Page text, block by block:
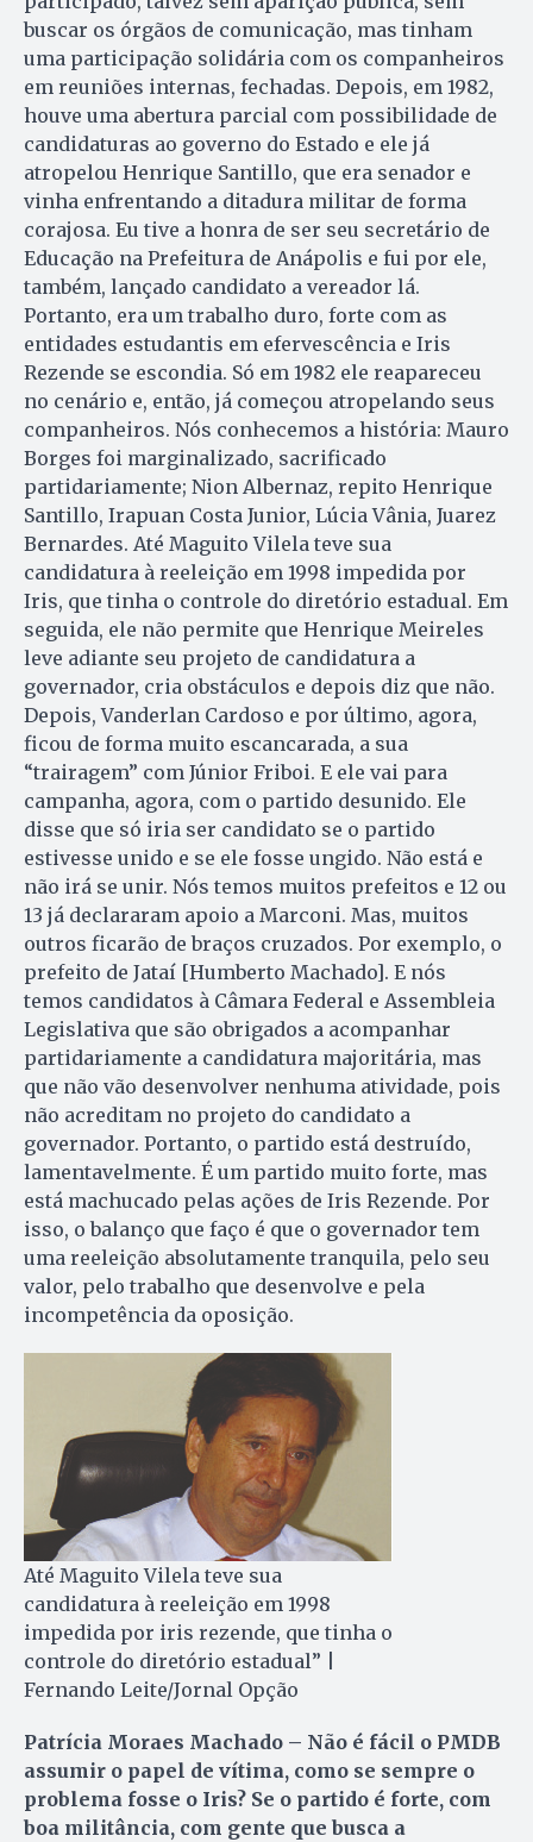
buscar os órgãos de comunicação, mas tinham
uma participação solidária com os companheiros
em reuniões internas, fechadas. Depois, em 1982,
houve uma abertura parcial com possibilidade de
candidaturas ao governo do Estado e ele já
atropelou Henrique Santillo, que era senador e
vinha enfrentando a ditadura militar de forma
corajosa. Eu tive a honra de ser seu secretário de
Educação na Prefeitura de Anápolis e fui por ele,
também, lançado candidato a vereador lá.
Portanto, era um trabalho duro, forte com as
entidades estudantis em efervescência e Iris
Rezende se escondia. Só em 1982 ele reapareceu
no cenário e, então, já começou atropelando seus
companheiros. Nós conhecemos a história: Mauro
Borges foi marginalizado, sacrificado
partidariamente; Nion Albernaz, repito Hen­rique
Santillo, Irapuan Costa Junior, Lúcia Vânia, Juarez
Bernardes. Até Maguito Vilela teve sua
candidatura à reeleição em 1998 impedida por
Iris, que tinha o controle do diretório estadual. Em
seguida, ele não permite que Henrique Meireles
leve adiante seu projeto de candidatura a
governador, cria obstáculos e depois diz que não.
Depois, Vanderlan Cardoso e por último, agora,
ficou de forma muito escancarada, a sua
“trairagem” com Júnior Friboi. E ele vai para
campanha, agora, com o partido desunido. Ele
disse que só iria ser candidato se o partido
estivesse unido e se ele fosse ungido. Não está e
não irá se unir. Nós temos muitos prefeitos e 12 ou
13 já declararam apoio a Marconi. Mas, muitos
outros ficarão de braços cruzados. Por exemplo, o
prefeito de Jataí [Hum­berto Machado]. E nós
temos candidatos à Câmara Federal e Assembleia
Legislativa que são obrigados a acompanhar
partidariamente a candidatura majoritária, mas
que não vão desenvolver nenhuma atividade, pois
não acreditam no projeto do candidato a
governador. Portanto, o partido está destruído,
lamentavelmente. É um partido muito forte, mas
está ma­chucado pelas ações de Iris Re­zende. Por
isso, o balanço que faço é que o governador tem
uma reeleição absolutamente tranquila, pelo seu
valor, pelo trabalho que desenvolve e pela
incompetência da oposição.
Até Maguito Vilela teve sua
candidatura à reeleição em 1998
impedida por iris rezende, que tinha o
controle do diretório estadual” |
Fernando Leite/Jornal Opção
Patrícia Moraes Machado – Não é fácil o PMDB
assumir o papel de vítima, como se sempre o
problema fosse o Iris? Se o partido é forte, com
boa militância, com gente que busca a